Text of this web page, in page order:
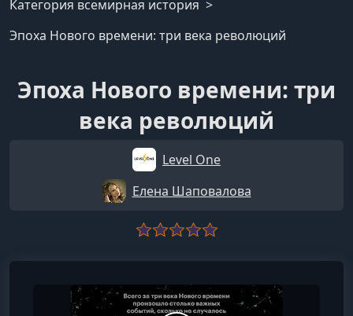
Категория всемирная история
Эпоха Нового времени: три века революций
Эпоха Нового времени: три
века революций
Level One
Елена Шаповалова